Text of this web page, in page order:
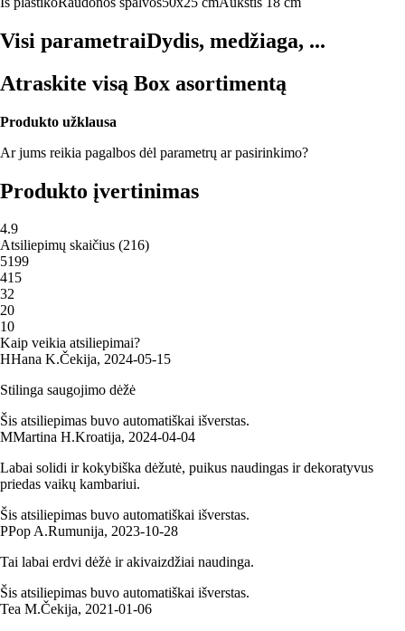
Visi parametraiDydis, medžiaga, ...
Atraskite visą Box asortimentą
Produkto užklausa
Ar jums reikia pagalbos dėl parametrų ar pasirinkimo?
Produkto įvertinimas
4.9
Atsiliepimų skaičius (216)
5199
415
32
20
10
Kaip veikia atsiliepimai?
HHana K.Čekija, 2024‑05‑15
Stilinga saugojimo dėžė
Šis atsiliepimas buvo automatiškai išverstas.
MMartina H.Kroatija, 2024‑04‑04
Labai solidi ir kokybiška dėžutė, puikus naudingas ir dekoratyvus
priedas vaikų kambariui.
Šis atsiliepimas buvo automatiškai išverstas.
PPop A.Rumunija, 2023‑10‑28
Tai labai erdvi dėžė ir akivaizdžiai naudinga.
Šis atsiliepimas buvo automatiškai išverstas.
Tea M.Čekija, 2021‑01‑06